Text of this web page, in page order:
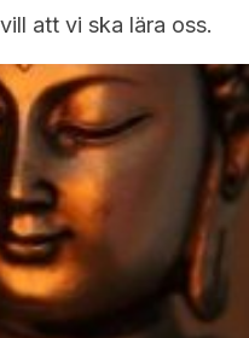
att vi ska lära oss.